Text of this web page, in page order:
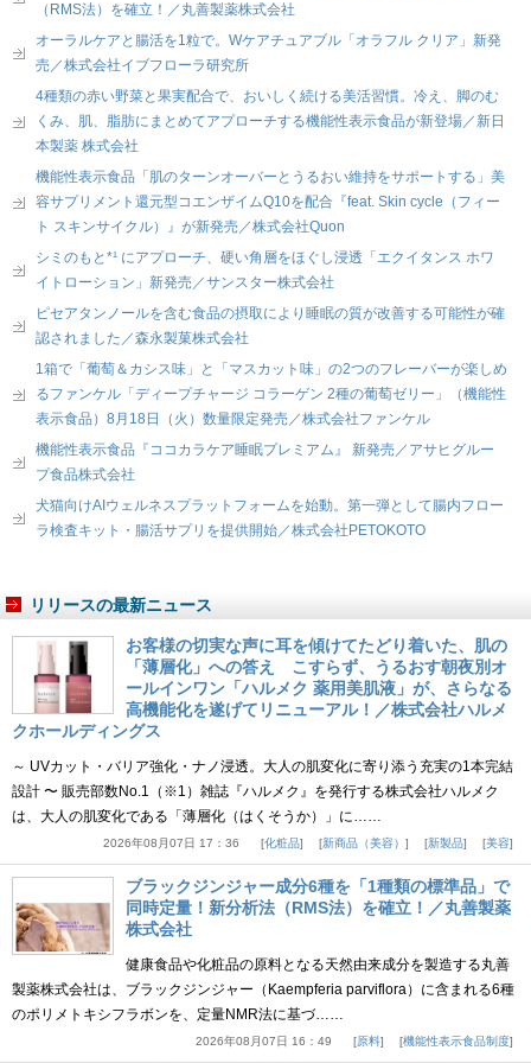
（RMS法）を確立！／丸善製薬株式会社
オーラルケアと腸活を1粒で。Wケアチュアブル「オラフル クリア」新発
売／株式会社イブフローラ研究所
4種類の赤い野菜と果実配合で、おいしく続ける美活習慣。冷え、脚のむ
くみ、肌、脂肪にまとめてアプローチする機能性表示食品が新登場／新日
本製薬 株式会社
機能性表示食品「肌のターンオーバーとうるおい維持をサポートする」美
容サプリメント還元型コエンザイムQ10を配合『feat. Skin cycle（フィー
ト スキンサイクル）』が新発売／株式会社Quon
シミのもと*¹ にアプローチ、硬い角層をほぐし浸透「エクイタンス ホワ
イトローション」新発売／サンスター株式会社
ピセアタンノールを含む食品の摂取により睡眠の質が改善する可能性が確
認されました／森永製菓株式会社
1箱で「葡萄＆カシス味」と「マスカット味」の2つのフレーバーが楽しめ
るファンケル「ディープチャージ コラーゲン 2種の葡萄ゼリー」（機能性
表示食品）8月18日（火）数量限定発売／株式会社ファンケル
機能性表示食品『ココカラケア睡眠プレミアム』 新発売／アサヒグルー
プ食品株式会社
犬猫向けAIウェルネスプラットフォームを始動。第一弾として腸内フロー
ラ検査キット・腸活サプリを提供開始／株式会社PETOKOTO
リリースの最新ニュース
お客様の切実な声に耳を傾けてたどり着いた、肌の
「薄層化」への答え こすらず、うるおす朝夜別オ
ールインワン「ハルメク 薬用美肌液」が、さらなる
高機能化を遂げてリニューアル！／株式会社ハルメ
クホールディングス
～ UVカット・バリア強化・ナノ浸透。大人の肌変化に寄り添う充実の1本完結
設計 〜 販売部数No.1（※1）雑誌『ハルメク』を発行する株式会社ハルメク
は、大人の肌変化である「薄層化（はくそうか）」に……
2026年08月07日 17：36 化粧品 新商品（美容） 新製品 美容
ブラックジンジャー成分6種を「1種類の標準品」で
同時定量！新分析法（RMS法）を確立！／丸善製薬
株式会社
健康食品や化粧品の原料となる天然由来成分を製造する丸善
製薬株式会社は、ブラックジンジャー（Kaempferia parviflora）に含まれる6種
のポリメトキシフラボンを、定量NMR法に基づ……
2026年08月07日 16：49 原料 機能性表示食品制度